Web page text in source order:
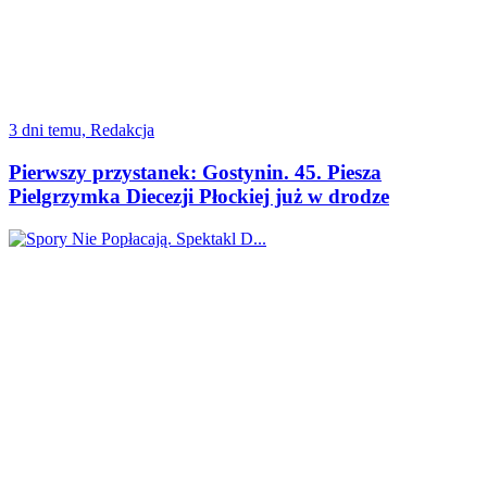
3 dni temu, Redakcja
Pierwszy przystanek: Gostynin. 45. Piesza
Pielgrzymka Diecezji Płockiej już w drodze